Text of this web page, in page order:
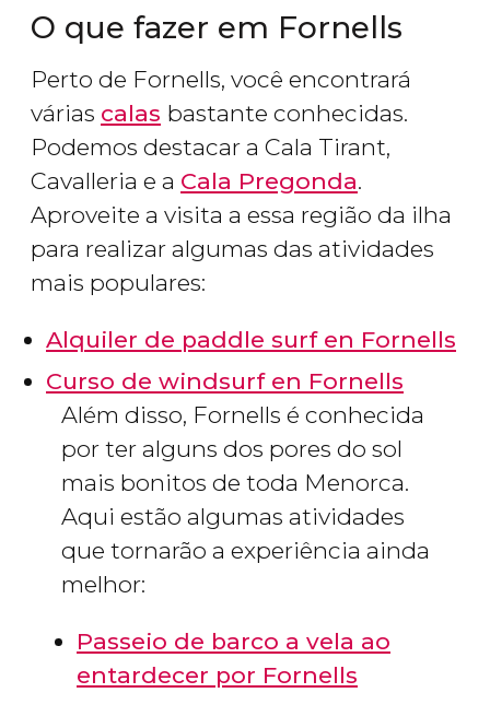
O que fazer em Fornells
Perto de Fornells, você encontrará
várias calas bastante conhecidas.
Podemos destacar a Cala Tirant,
Cavalleria e a Cala Pregonda.
Aproveite a visita a essa região da ilha
para realizar algumas das atividades
mais populares:​​
Alquiler de paddle surf en Fornells
Curso de windsurf en Fornells
Além disso, Fornells é conhecida
por ter alguns dos pores do sol
mais bonitos de toda Menorca.
Aqui estão algumas atividades
que tornarão a experiência ainda
melhor:
Passeio de barco a vela ao
entardecer por Fornells